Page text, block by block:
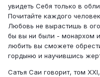
увидеть Себя только в
Почитайте каждого
Любовь не вырастишь в
бы вы ни были - монархом
любить вы сможете
гордыню и научившись
Сатья Саи говорит, том